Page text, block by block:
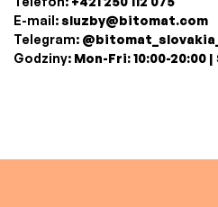
E-mail:sluzby@bitomat.com
Telegram:
Godziny: Mon-Fri: 10:00-20:00 |